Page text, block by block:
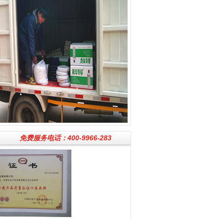
免费服务电话：400-9966-283